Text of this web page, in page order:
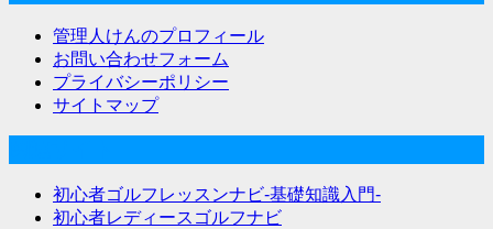
管理人けんのプロフィール
お問い合わせフォーム
プライバシーポリシー
サイトマップ
初心者ゴルフレッスンナビ-基礎知識入門-
初心者レディースゴルフナビ